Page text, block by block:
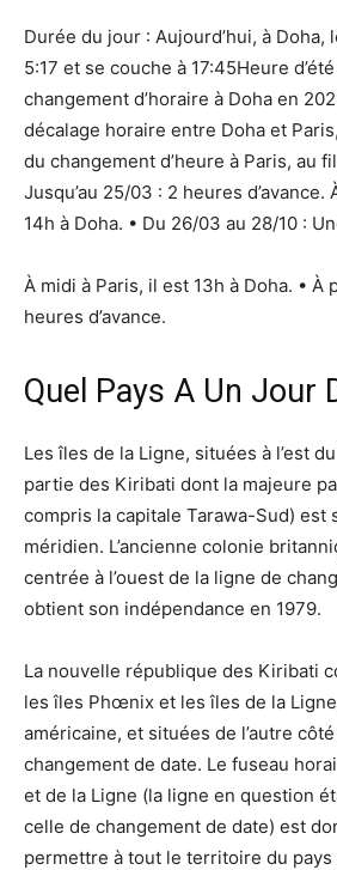
Durée du jour : Aujourd’hui, à Doha,
5:17 et se couche à 17:45Heure d’été
changement d’horaire à Doha en
décalage horaire entre Doha et
du changement d’heure à Paris, au
Jusqu’au 25/03 : 2 heures d’avance.
14h à Doha. • Du 26/03 au 28/10 :
À midi à Paris, il est 13h à Doha. • À
heures d’avance.
Quel Pays A Un Jour
Les îles de la Ligne, situées à l’est
partie des Kiribati dont la majeure
compris la capitale Tarawa-Sud) est
méridien. L’ancienne colonie
centrée à l’ouest de la ligne de
obtient son indépendance en 1979.
La nouvelle république des Kiribati
les îles Phœnix et les îles de la
américaine, et situées de l’autre
changement de date. Le fuseau
et de la Ligne (la ligne en question
celle de changement de date) est
permettre à tout le territoire du